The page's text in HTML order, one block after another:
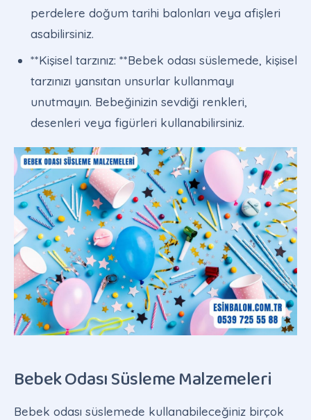
perdelere doğum tarihi balonları veya afişleri
asabilirsiniz.
**Kişisel tarzınız: **Bebek odası süslemede, kişisel
tarzınızı yansıtan unsurlar kullanmayı
unutmayın. Bebeğinizin sevdiği renkleri,
desenleri veya figürleri kullanabilirsiniz.
Bebek Odası Süsleme Malzemeleri
Bebek odası süslemede kullanabileceğiniz birçok